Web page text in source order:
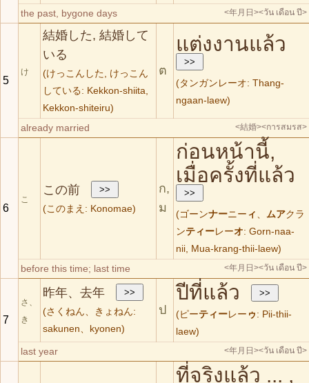
the past, bygone days <年月日><วัน เดือน ปี>
5
け
結婚した, 結婚して
いる
(けっこんした, けっこん
している: Kekkon-shiita,
Kekkon-shiteiru)
ต
แต่งงานแล้ว
(タンガンレーオ: Thang-
ngaan-laew)
already married <結婚><การสมรส>
6
こ
この前
(このまえ: Konomae)
ก,
ม
ก่อนหน้านี้,
เมื่อครั้งที่แล้ว
(ゴーンナーニー ィ 、 ムアクラ
ンティーレーオ: Gorn-naa-
nii, Mua-krang-thii-laew)
before this time; last time <年月日><วัน เดือน ปี>
7
さ、
き
昨年、去年
(さくねん、きょねん:
sakunen、kyonen)
ป
ปีที่แล้ว
(ピーティーレー ゥ : Pii-thii-
laew)
last year <年月日><วัน เดือน ปี>
ที่จริงแล้ว ... ,